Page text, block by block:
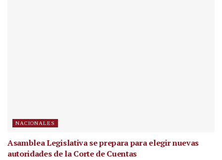
NACIONALES
Asamblea Legislativa se prepara para elegir nuevas
autoridades de la Corte de Cuentas